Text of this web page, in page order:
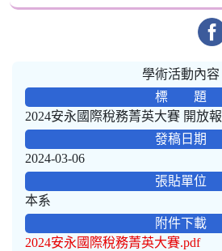
學術活動內容
標 題
2024安永國際稅務菁英大賽 開放報
發稿日期
2024-03-06
張貼單位
本系
附件下載
2024安永國際稅務菁英大賽.pdf